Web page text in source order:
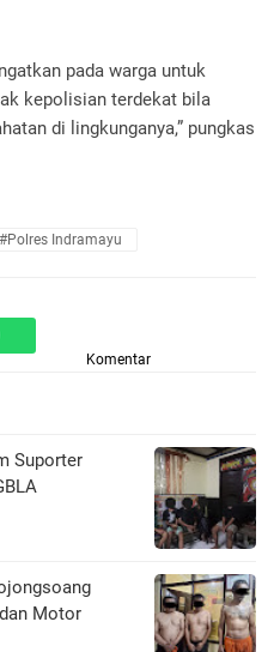
pada warga untuk
kepolisian terdekat bila
di lingkunganya,” pungkas
#Polres Indramayu
Komentar
Suporter
Motor